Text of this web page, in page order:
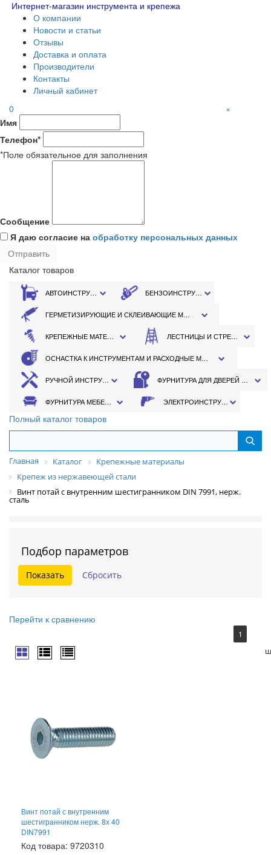
Интернет-магазин инструмента и крепежа
О компании
Новости и статьи
Отзывы
Доставка и оплата
Производители
Контакты
Личный кабинет
0
×
Имя
Телефон*
*Поле обязательное для заполнения
Сообщение
Я даю согласие на обработку персональных данных
Каталог товаров
АВТОИНСТРУМЕНТ БЕНЗОИНСТРУМЕНТ
ГЕРМЕТИЗИРУЮЩИЕ И СКЛЕИВАЮЩИЕ МАТЕРИАЛЫ
КРЕПЕЖНЫЕ МАТЕРИАЛЫ ЛЕСТНИЦЫ И СТРЕМЯНКИ
ОСНАСТКА К ИНСТРУМЕНТАМ И РАСХОДНЫЕ МАТЕРИАЛЫ
РУЧНОЙ ИНСТРУМЕНТ ФУРНИТУРА ДЛЯ ДВЕРЕЙ И ОКОН
ФУРНИТУРА МЕБЕЛЬНАЯ ЭЛЕКТРОИНСТРУМЕНТ
Полный каталог товаров
Главная Каталог
Крепежные материалы
Крепеж из нержавеющей стали
Винт потай с внутренним шестигранником DIN 7991, нерж.
сталь
Подбор параметров
Перейти к сравнению
1
Винт потай с внутренним
шестигранником нерж. 8х 40
DIN7991
Код товара: 9720310